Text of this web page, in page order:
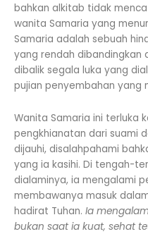
bahkan alkitab tidak
wanita Samaria yang
Samaria adalah sebuah
yang rendah dibandingkan
dibalik segala luka yang
pujian penyembahan yang
Wanita Samaria ini terluka
pengkhianatan dari suami
dijauhi, disalahpahami
yang ia kasihi. Di tengah-
dialaminya, ia mengalami
membawanya masuk
hadirat Tuhan. Ia
bukan saat ia kuat, sehat